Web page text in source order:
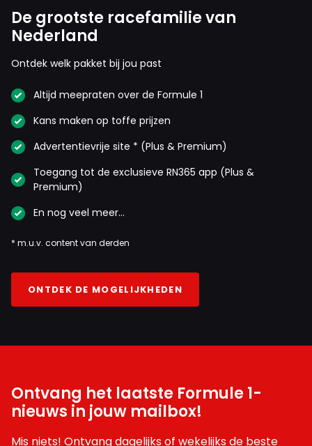
De grootste racefamilie van
Nederland
Ontdek welk pakket bij jou past
Altijd meepraten over de Formule 1
Kans maken op toffe prijzen
Advertentievrije site * (Plus & Premium)
Toegang tot de exclusieve RN365 app (Plus &
Premium)
En nog veel meer…
* m.u.v. content van derden
ONTDEK DE MOGELIJKHEDEN
Ontvang het laatste Formule 1-
nieuws in jouw mailbox!
Mis niets! Ontvang dagelijks of wekelijks de beste